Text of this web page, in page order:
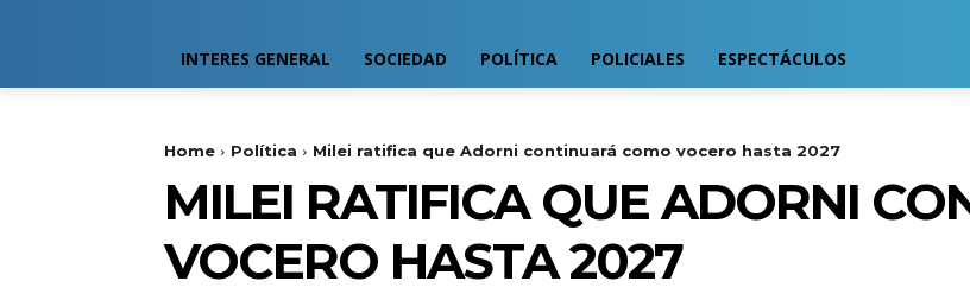
INTERES GENERAL SOCIEDAD POLÍTICA POLICIALES ESPECTÁCULOS
Home Política Milei ratifica que Adorni continuará como vocero hasta 2027
MILEI RATIFICA QUE ADORNI
VOCERO HASTA 2027